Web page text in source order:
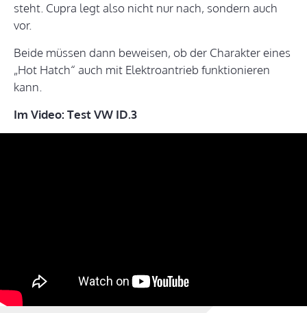
steht. Cupra legt also nicht nur nach, sondern auch
vor.
Beide müssen dann beweisen, ob der Charakter eines
„Hot Hatch“ auch mit Elektroantrieb funktionieren
kann.
Im Video: Test VW ID.3